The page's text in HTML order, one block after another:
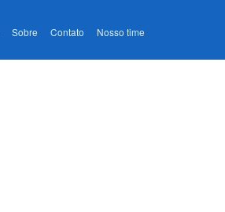
Sobre Contato Nosso time